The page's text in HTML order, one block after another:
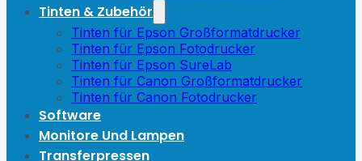
Tinten & Zubehör
Tinten für Epson Großformatdrucker
Tinten für Epson Fotodrucker
Tinten für Epson SureLab
Tinten für Canon Großformatdrucker
Tinten für Canon Fotodrucker
Software
Monitore Und Lampen
Transferpressen